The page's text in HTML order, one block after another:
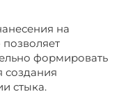
на
формировать
создания
стыка.